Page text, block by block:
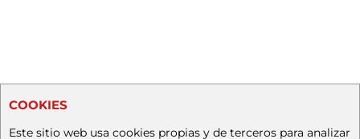
COOKIES
Este sitio web usa cookies propias y de terceros para analizar